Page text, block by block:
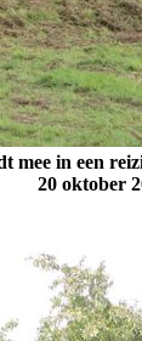
mee in een
20 oktober